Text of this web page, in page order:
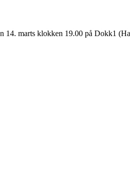
marts klokken 19.00 på Dokk1